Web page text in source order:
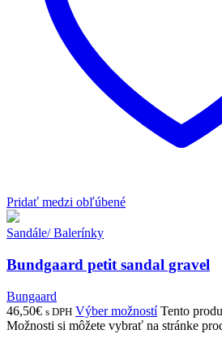
Pridať medzi obľúbené
Sandále/ Balerínky
Bundgaard petit sandal gravel
Bungaard
46,50€ s DPH Výber možností Tento
Možnosti si môžete vybrať na stránke